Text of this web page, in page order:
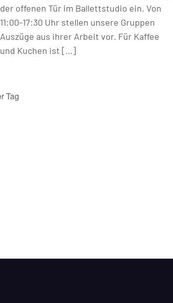
der offenen Tür im Ballettstudio ein. Von
11:00-17:30 Uhr stellen unsere Gruppen
Auszüge aus ihrer Arbeit vor. Für Kaffee
und Kuchen ist […]
Tag